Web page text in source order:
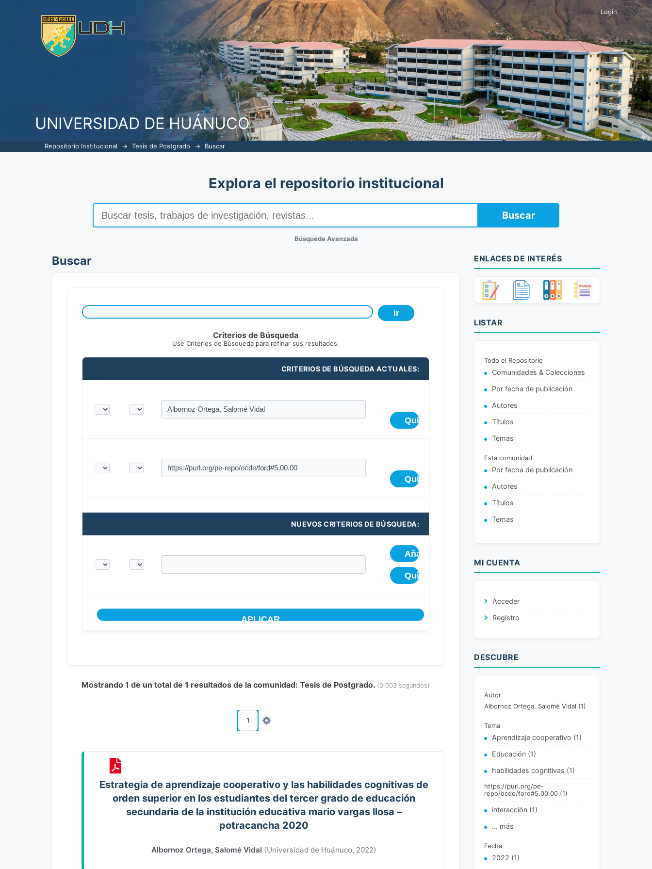
UNIVERSIDAD DE HUÁNUCO
Login
Repositorio Institucional → Tesis de Postgrado → Buscar
Explora el repositorio institucional
Buscar
Búsqueda Avanzada
Buscar
Criterios de Búsqueda
Use Criterios de Búsqueda para refinar sus resultados.
CRITERIOS DE BÚSQUEDA ACTUALES:
NUEVOS CRITERIOS DE BÚSQUEDA:
Mostrando 1 de un total de 1 resultados de la comunidad: Tesis de Postgrado. (0.003 segundos)
1
Estrategia de aprendizaje cooperativo y las habilidades cognitivas de
orden superior en los estudiantes del tercer grado de educación
secundaria de la institución educativa mario vargas llosa –
potracancha 2020
Albornoz Ortega, Salomé Vidal (Universidad de Huánuco, 2022)
ENLACES DE INTERÉS
LISTAR
Todo el Repositorio
Comunidades & Colecciones
Por fecha de publicación
Autores
Títulos
Temas
Esta comunidad
Por fecha de publicación
Autores
Títulos
Temas
MI CUENTA
Acceder
Registro
DESCUBRE
Autor
Albornoz Ortega, Salomé Vidal (1)
Tema
Aprendizaje cooperativo (1)
Educación (1)
habilidades cognitivas (1)
https://purl.org/pe-
repo/ocde/ford#5.00.00 (1)
interacción (1)
... más
Fecha
2022 (1)